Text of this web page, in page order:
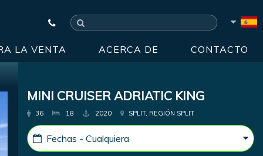
LA VENTA ACERCA DE CONTACTO
MINI CRUISER ADRIATIC KING
36 18 2020 SPLIT, REGIÓN SPLIT